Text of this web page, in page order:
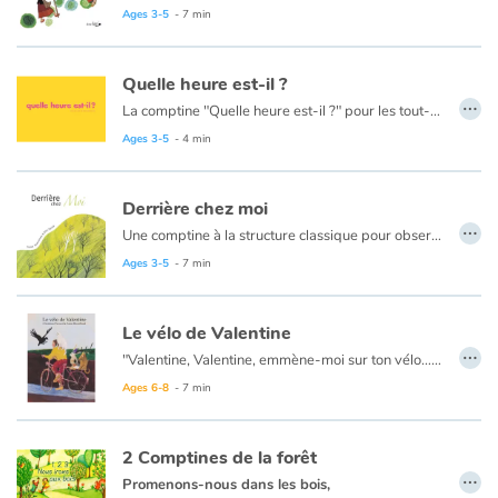
Blog
Learn french with Storyplay'r
French book lists for children
Reading for children
Activities and workshops
Dyslexia and reading disorders
Ages 3-5 - 7 min
Quelle heure est-il ?
La comptine "Quelle heure est-il ?" pour les tout-petits.
Ages 3-5 - 4 min
…
Derrière chez moi
Une comptine à la structure classique pour observer le monde un peu atypique qui se joue derrière la maison, apprendre les jours de la semaine ou simplement rêver au gré des illustrations délicates de la jeune coréenne Hyuna Shin.
Ages 3-5 - 7 min
…
Le vélo de Valentine
"Valentine, Valentine, emmène-moi sur ton vélo…" C'est une chanson de Christian Ferrari illustrée avec malice par Anne Brouillard. Grands et petits, ensemble comptons jusqu'à 9 et embarquons pour un voyage inattendu…
Ages 6-8 - 7 min
…
2 Comptines de la forêt
Promenons-nous dans les bois,
…